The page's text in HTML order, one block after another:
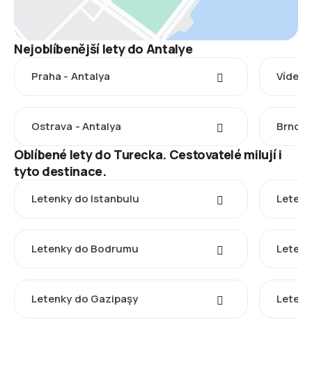
Nejoblíbenější lety do Antalye
Praha - Antalya Vídeň
Ostrava - Antalya Brno -
Oblíbené lety do Turecka. Cestovatelé milují i
tyto destinace.
Letenky do Istanbulu
Letenky do Bodrumu
Letenky do Gazipaşy